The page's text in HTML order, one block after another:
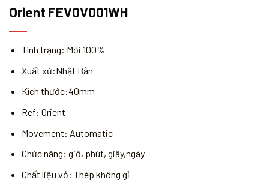
Orient FEV0V001WH
Tình trạng: Mới 100%
Xuất xứ:Nhật Bản
Kích thước:40mm
Ref: Orient
Movement: Automatic
Chức năng: giờ, phút, giây,ngày
Chất liệu vỏ: Thép không gỉ